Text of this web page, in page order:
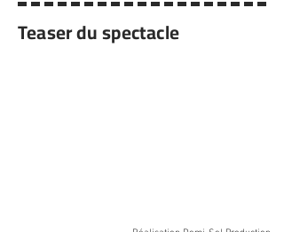
Teaser du spectacle